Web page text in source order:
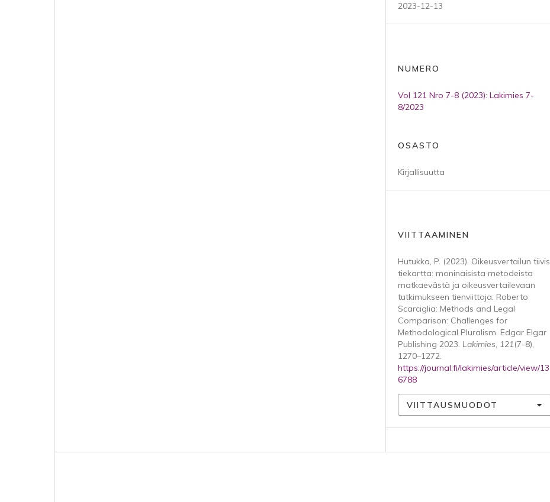
2023-12-13
NUMERO
Vol 121 Nro 7-8 (2023): Lakimies 7-
8/2023
OSASTO
Kirjallisuutta
VIITTAAMINEN
Hutukka, P. (2023). Oikeusvertailun tiivis
tiekartta: moninaisista metodeista
matkaevästä ja oikeusvertailevaan
tutkimukseen tienviittoja: Roberto
Scarciglia: Methods and Legal
Comparison: Challenges for
Methodological Pluralism. Edgar Elgar
Publishing 2023. Lakimies, 121(7-8),
1270–1272.
https://journal.fi/lakimies/article/view/13
6788
VIITTAUSMUODOT